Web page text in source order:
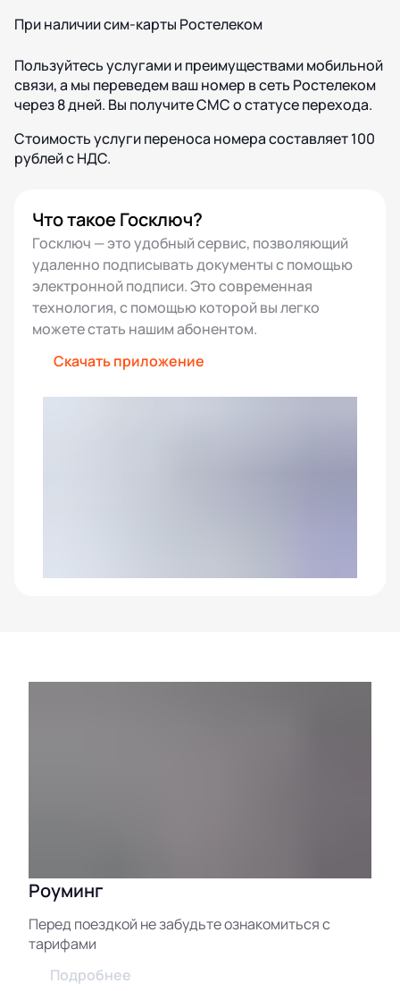
При наличии сим-карты Ростелеком
Пользуйтесь услугами и преимуществами мобильной
связи, а мы переведем ваш номер в сеть Ростелеком
через 8 дней. Вы получите СМС о статусе перехода.
Стоимость услуги переноса номера составляет 100
рублей с НДС.
Что такое Госключ?
Госключ — это удобный сервис, позволяющий
удаленно подписывать документы с помощью
электронной подписи. Это современная
технология, с помощью которой вы легко
можете стать нашим абонентом.
Скачать приложение
Роуминг
Перед поездкой не забудьте ознакомиться с
тарифами
Подробнее